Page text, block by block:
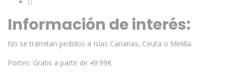
Información de interés:
No se tramitan pedidos a Islas Canarias, Ceuta o Melilla.
Portes: Gratis a partir de 49.99€